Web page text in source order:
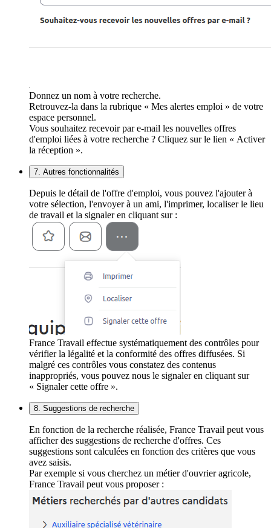
Donnez un nom à votre recherche.
Retrouvez-la dans la rubrique « Mes alertes emploi » de votre
espace personnel.
Vous souhaitez recevoir par e-mail les nouvelles offres
d'emploi liées à votre recherche ? Cliquez sur le lien « Activer
la réception ».
7. Autres fonctionnalités
Depuis le détail de l'offre d'emploi, vous pouvez l'ajouter à
votre sélection, l'envoyer à un ami, l'imprimer, localiser le lieu
de travail et la signaler en cliquant sur :
France Travail effectue systématiquement des contrôles pour
vérifier la légalité et la conformité des offres diffusées. Si
malgré ces contrôles vous constatez des contenus
inappropriés, vous pouvez nous le signaler en cliquant sur
« Signaler cette offre ».
8. Suggestions de recherche
En fonction de la recherche réalisée, France Travail peut vous
afficher des suggestions de recherche d'offres. Ces
suggestions sont calculées en fonction des critères que vous
avez saisis.
Par exemple si vous cherchez un métier d'ouvrier agricole,
France Travail peut vous proposer :